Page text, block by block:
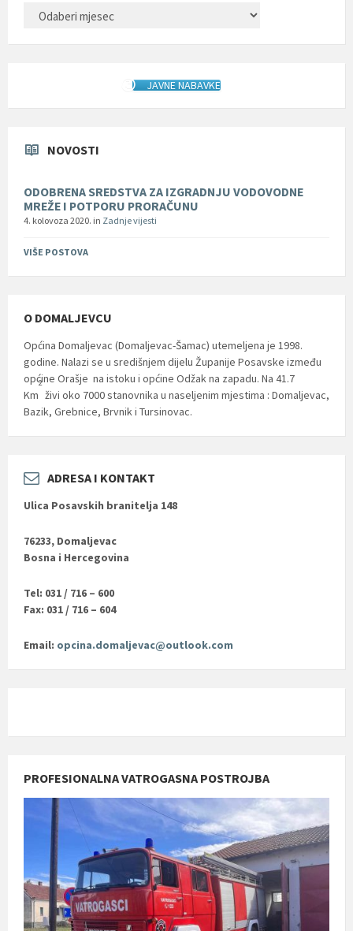
JAVNE NABAVKE
NOVOSTI
ODOBRENA SREDSTVA ZA IZGRADNJU VODOVODNE
MREŽE I POTPORU PRORAČUNU
4. kolovoza 2020. in Zadnje vijesti
VIŠE POSTOVA
O DOMALJEVCU
Općina Domaljevac (Domaljevac-Šamac) utemeljena je 1998.
godine. Nalazi se u središnjem dijelu Županije Posavske između
općine Orašje na istoku i općine Odžak na zapadu. Na 41.7
Km
2
živi oko 7000 stanovnika u naseljenim mjestima : Domaljevac,
Bazik, Grebnice, Brvnik i Tursinovac.
ADRESA I KONTAKT
Ulica Posavskih branitelja 148
76233, Domaljevac
Bosna i Hercegovina
Tel: 031 / 716 – 600
Fax: 031 / 716 – 604
Email: opcina.domaljevac@outlook.com
PROFESIONALNA VATROGASNA POSTROJBA